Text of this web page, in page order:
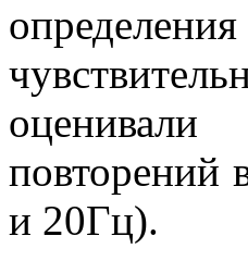
повторений
и 20Гц).